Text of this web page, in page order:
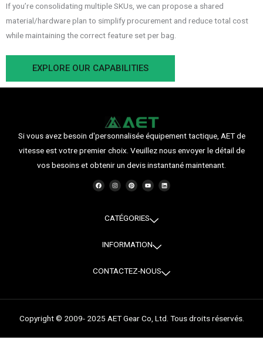
If you’re consolidating multiple SKUs, we can propose a shared
material/hardware plan to simplify procurement and reduce total cost
while maintaining the correct feature set per bag.
EXPLORE OUR CAPABILITIES
Si vous avez besoin d'personnalisée équipement tactique, AET de
vitesse est votre premier choix. Veuillez nous envoyer le détail de
vos besoins et obtenir un devis instantané maintenant.
F
a
c
I
n
s
r
a
P
i
n
e
s
Y
o
u
e
L
i
n
CATÉGORIES
INFORMATION
CONTACTEZ-NOUS
Copyright © 2009- 2025 AET Gear Co, Ltd. Tous droits réservés.